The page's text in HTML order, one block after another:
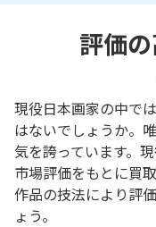
評価
現役日本画家の中で
はないでしょうか。
気を誇っています。
市場評価をもとに買
作品の技法により評
ょう。